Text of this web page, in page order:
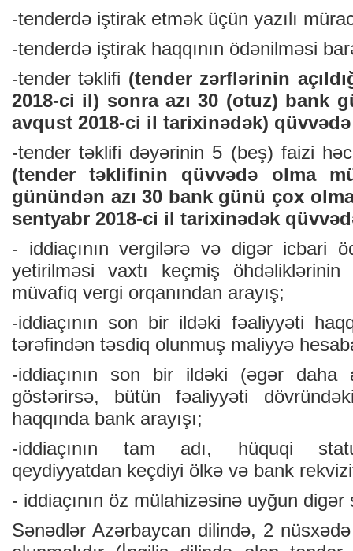
-tenderdə iştirak etmək üçün yazılı
-tenderdə iştirak haqqının ödənilməsi
-tender təklifi (tender zərflərinin
2018-ci il) sonra azı 30 (otuz) bank
avqust 2018-ci il tarixinədək) qüvvədə
-tender təklifi dəyərinin 5 (beş) faizi
(tender təklifinin qüvvədə olma
günündən azı 30 bank günü çox
sentyabr 2018-ci il tarixinədək
- iddiaçının vergilərə və digər icbari
yetirilməsi vaxtı keçmiş öhdəliklərinin
müvafiq vergi orqanından arayış;
-iddiaçının son bir ildəki fəaliyyəti
tərəfindən təsdiq olunmuş maliyyə
-iddiaçının son bir ildəki (əgər daha
göstərirsə, bütün fəaliyyəti
haqqında bank arayışı;
-iddiaçının tam adı, hüquqi
qeydiyyatdan keçdiyi ölkə və bank
- iddiaçının öz mülahizəsinə uyğun digər
Sənədlər Azərbaycan dilində, 2